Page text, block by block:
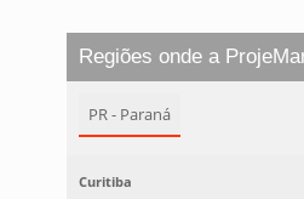
Regiões onde a
PR - Paraná
Curitiba